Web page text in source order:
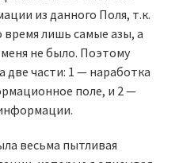
из данного Поля, т.к.
время лишь самые азы, а
не было. Поэтому
две части: 1 — наработка
поле, и 2 —
весьма пытливая